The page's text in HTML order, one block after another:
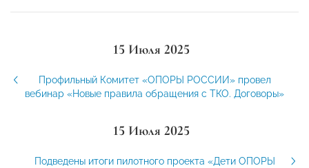
15 Июля 2025
Профильный Комитет «ОПОРЫ РОССИИ» провел
вебинар «Новые правила обращения с ТКО. Договоры»
15 Июля 2025
Подведены итоги пилотного проекта «Дети ОПОРЫ